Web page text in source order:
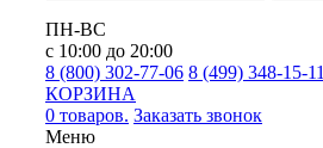
ПН-ВС
с 10:00 до 20:00
8 (800) 302-77-06 8 (499) 348-15-11
КОРЗИНА
0 товаров. Заказать звонок
Меню